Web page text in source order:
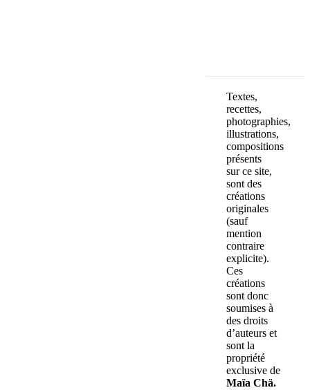
Textes,
recettes,
photographies,
illustrations,
compositions
présents
sur ce site,
sont des
créations
originales
(sauf
mention
contraire
explicite).
Ces
créations
sont donc
soumises à
des droits
d’auteurs et
sont la
propriété
exclusive de
Maïa Chä.